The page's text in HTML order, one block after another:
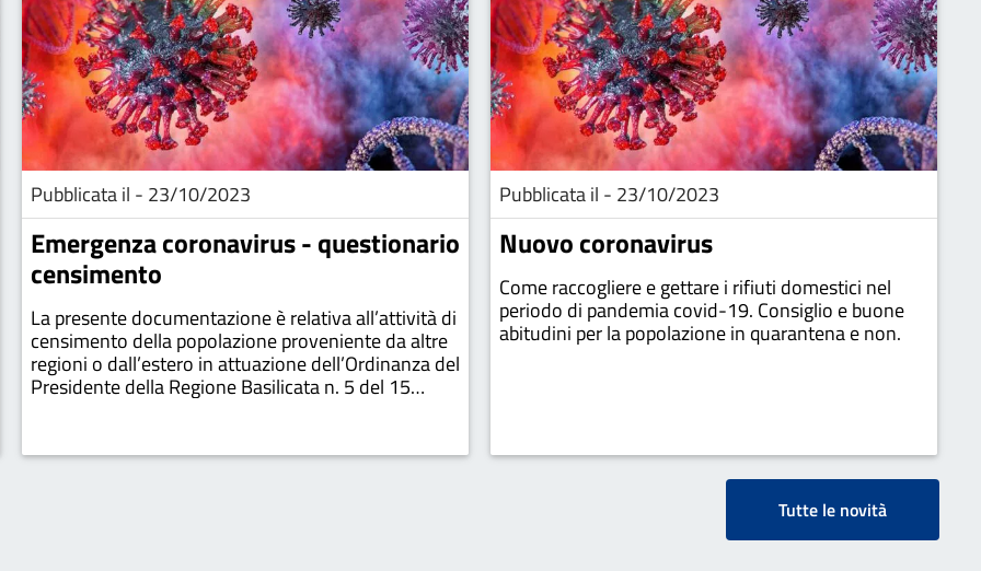
Pubblicata il - 23/10/2023
Emergenza coronavirus - questionario
censimento
La presente documentazione è relativa all’attività di
censimento della popolazione proveniente da altre
regioni o dall’estero in attuazione dell’Ordinanza del
Presidente della Regione Basilicata n. 5 del 15
Pubblicata il - 23/10/2023
Nuovo coronavirus
Come raccogliere e gettare i rifiuti domestici nel
periodo di pandemia covid-19. Consiglio e buone
abitudini per la popolazione in quarantena e non.
Tutte le novità